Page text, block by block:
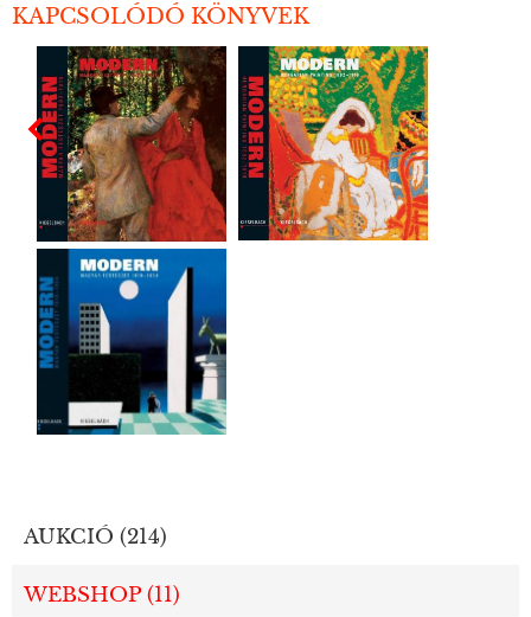
KAPCSOLÓDÓ KÖNYVEK
AUKCIÓ (214)
WEBSHOP (11)